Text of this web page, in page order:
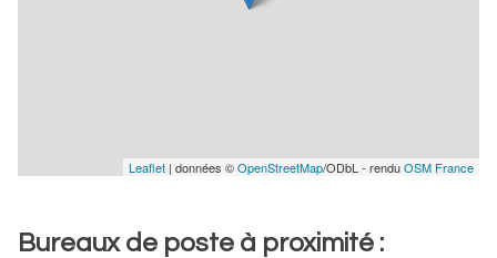
Leaflet | données ©OpenStreetMap/ODbL - renduOSM France
Bureaux de poste à proximité :